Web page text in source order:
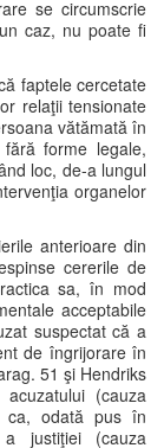
se circumscrie
caz, nu poate fi
faptele cercetate
relaţii tensionate
vătămată în
forme legale,
loc, de-a lungul
organelor
anterioare din
cererile de
sa, în mod
acceptabile
suspectat că a
de îngrijorare în
51 şi Hendriks
(cauza
ca, odată pus în
justiţiei (cauza